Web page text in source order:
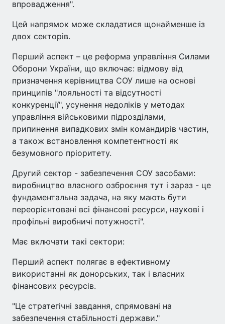
впровадження".
Цей напрямок може складатися щонайменше із
двох секторів.
Перший аспект – це реформа управління Силами
Оборони України, що включає: відмову від
призначення керівництва СОУ лише на основі
принципів "лояльності та відсутності
конкуренції", усунення недоліків у методах
управління військовими підрозділами,
припинення випадкових змін командирів частин,
а також встановлення компетентності як
безумовного пріоритету.
Другий сектор - забезпечення СОУ засобами:
виробництво власного озброєння тут і зараз - це
фундаментальна задача, на яку мають бути
переорієнтовані всі фінансові ресурси, наукові і
профільні виробничі потужності".
Має включати такі сектори:
Перший аспект полягає в ефективному
використанні як донорських, так і власних
фінансових ресурсів.
"Це стратегічні завдання, спрямовані на
забезпечення стабільності держави."